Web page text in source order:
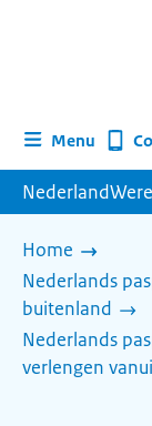
Menu
Home
Nederlands
buitenland
Nederlands
verlengen